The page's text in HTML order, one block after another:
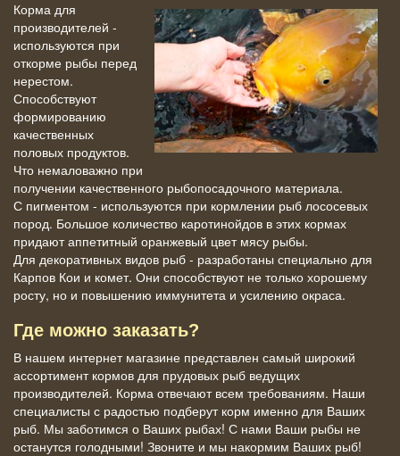
Корма для
производителей -
используются при
откорме рыбы перед
нерестом.
Способствуют
формированию
качественных
половых продуктов.
Что немаловажно при
получении качественного рыбопосадочного материала.
С пигментом - используются при кормлении рыб лососевых
пород. Большое количество каротинойдов в этих кормах
придают аппетитный оранжевый цвет мясу рыбы.
Для декоративных видов рыб - разработаны специально для
Карпов Кои и комет. Они способствуют не только хорошему
росту, но и повышению иммунитета и усилению окраса.
Где можно заказать?
В нашем интернет магазине представлен самый широкий
ассортимент кормов для прудовых рыб ведущих
производителей. Корма отвечают всем требованиям. Наши
специалисты с радостью подберут корм именно для Ваших
рыб. Мы заботимся о Ваших рыбах! С нами Ваши рыбы не
останутся голодными! Звоните и мы накормим Ваших рыб!